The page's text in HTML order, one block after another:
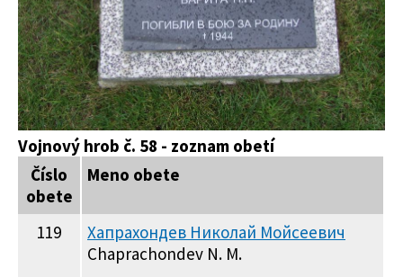
Vojnový hrob č. 58 - zoznam obetí
Číslo
obete
Meno obete
119
Хапрахондев Николай Мойсеевич
Chaprachondev N. M.